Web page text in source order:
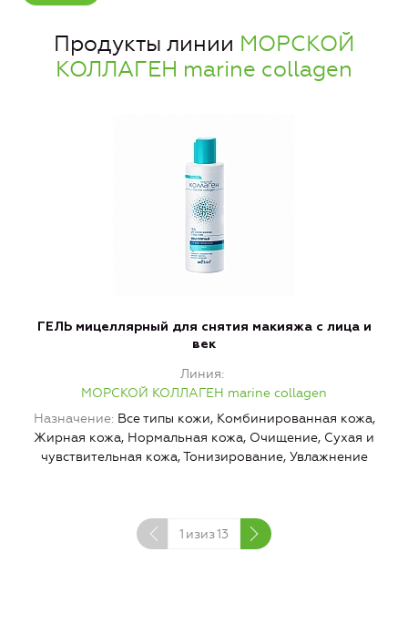
Продукты линии МОРСКОЙ
КОЛЛАГЕН marine collagen
ГЕЛЬ мицеллярный для снятия макияжа с лица и
век
Линия
МОРСКОЙ КОЛЛАГЕН marine collagen
Назначение Все типы кожи, Комбинированная кожа,
Жирная кожа, Нормальная кожа, Очищение, Сухая и
чувствительная кожа, Тонизирование, Увлажнение
1 изиз13